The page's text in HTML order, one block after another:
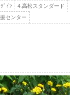
ﾞｲﾝ 4.高松スタンダード
センター